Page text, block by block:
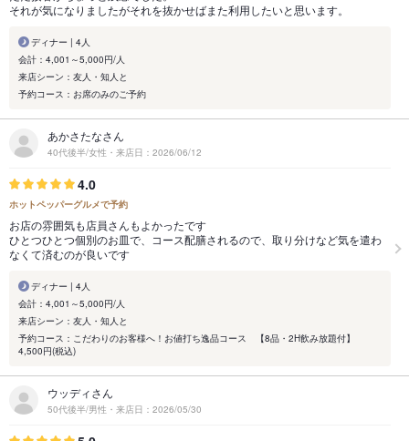
それが気になりましたがそれを抜かせばまた利用したいと思います。
ディナー | 4人
会計：4,001～5,000円/人
来店シーン：友人・知人と
予約コース：お席のみのご予約
あかさたなさん
40代後半/女性・来店日：2026/06/12
4.0
ホットペッパーグルメで予約
お店の雰囲気も店員さんもよかったです
ひとつひとつ個別のお皿で、コース配膳されるので、取り分けなど気を遣わ
なくて済むのが良いです
ディナー | 4人
会計：4,001～5,000円/人
来店シーン：友人・知人と
予約コース：こだわりのお客様へ！お値打ち逸品コース 【8品・2H飲み放題付】
4,500円(税込)
ウッディさん
50代後半/男性・来店日：2026/05/30